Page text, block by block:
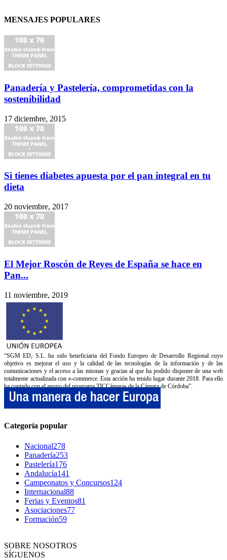
MENSAJES POPULARES
Panadería y Pastelería, comprometidas con la
sostenibilidad
17 diciembre, 2015
Si tienes diabetes apuesta por el pan integral en tu
dieta
20 noviembre, 2017
El Mejor Roscón de Reyes de España se hace en
Pan...
11 noviembre, 2019
“SGM ED, S.L. ha sido beneficiaria del Fondo Europeo de Desarrollo Regional cuyo
objetivo es mejorar el uso y la calidad de las tecnologías de la información y de las
comunicaciones y el acceso a las mismas y gracias al que ha podido disponer de una web
totalmente actualizada con e-commerce. Esta acción ha tenido lugar durante 2018. Para ello
ha contado con el apoyo del programa TICCámaras de la Cámara de Córdoba”.
Categoría popular
Nacional278
Panadería253
Pastelería176
Andalucía141
Campeonatos y Concursos124
Internacional88
Ferias y Eventos81
Asociaciones77
Formación59
SOBRE NOSOTROS
SÍGUENOS